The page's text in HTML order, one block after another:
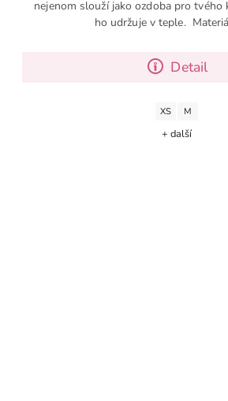
Detail
nejenom slouží jako ozdoba pro tvého
ho udržuje v teple.
XS M
+ další